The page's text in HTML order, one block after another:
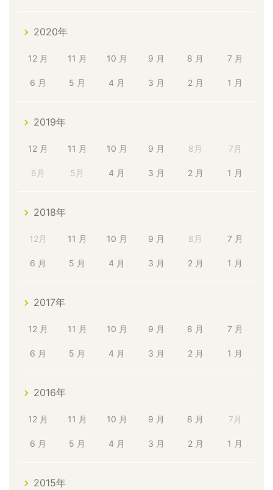
2020年
12 月 11 月 10 月 9 月 8 月 7 月
6 月 5 月 4 月 3 月 2 月 1 月
2019年
12 月 11 月 10 月 9 月 8月 7月
6月 5月 4 月 3 月 2 月 1 月
2018年
12月 11 月 10 月 9 月 8月 7 月
6 月 5 月 4 月 3 月 2 月 1 月
2017年
12 月 11 月 10 月 9 月 8 月 7 月
6 月 5 月 4 月 3 月 2 月 1 月
2016年
12 月 11 月 10 月 9 月 8 月 7月
6 月 5 月 4 月 3 月 2 月 1 月
2015年